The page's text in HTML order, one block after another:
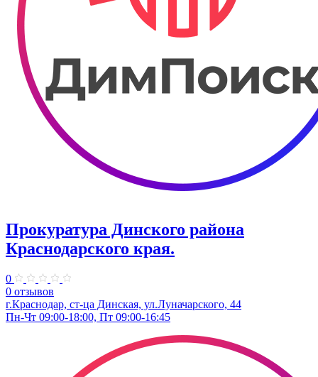
Прокуратура Динского района
Краснодарского края.
0
0 отзывов
г.Краснодар, ст-ца Динская, ул.Луначарского, 44
Пн-Чт 09:00-18:00, Пт 09:00-16:45